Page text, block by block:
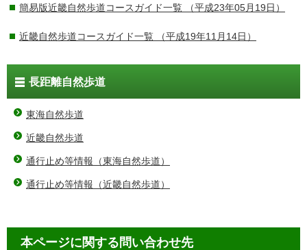
簡易版近畿自然歩道コースガイド一覧 （平成23年05月19日）
近畿自然歩道コースガイド一覧 （平成19年11月14日）
長距離自然歩道
東海自然歩道
近畿自然歩道
通行止め等情報（東海自然歩道）
通行止め等情報（近畿自然歩道）
本ページに関する問い合わせ先